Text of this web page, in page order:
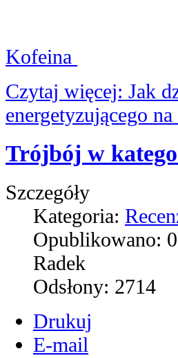
Kofeina
Czytaj więcej: Jak
energetyzującego
Trójbój w
Szczegóły
Kategoria:
Opublikowano:
Radek
Odsłony: 2714
Drukuj
E-mail